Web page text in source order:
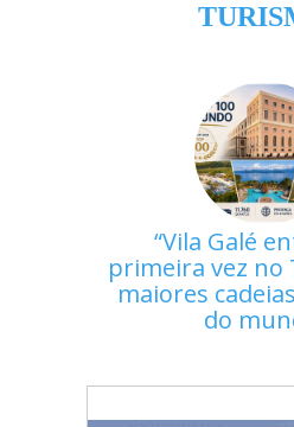
Vila Galé
primeira vez no
maiores
do